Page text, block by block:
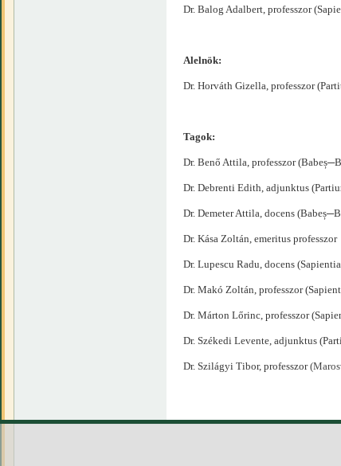
Dr. Balog Adalbert, professzor
Alelnök:
Dr. Horváth Gizella, professzor
Tagok:
Dr. Benő Attila, professzor
Dr. Debrenti Edith, adjunktus
Dr. Demeter Attila, docens
Dr. Kása Zoltán, emeritus
Dr. Lupescu Radu, docens
Dr. Makó Zoltán, professzor
Dr. Márton Lőrinc, professzor
Dr. Székedi Levente, adjunktus
Dr. Szilágyi Tibor, professzor